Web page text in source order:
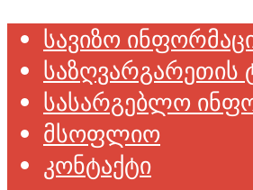
სავიზო
საზღვარგარეთის
სასარგებლო
მსოფლიო
კონტაქტი